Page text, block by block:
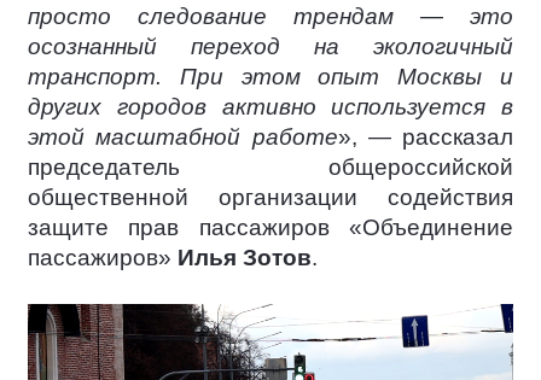
просто следование трендам — это
осознанный переход на экологичный
транспорт. При этом опыт Москвы и
других городов активно используется в
этой масштабной работе», — рассказал
председатель общероссийской
общественной организации содействия
защите прав пассажиров «Объединение
пассажиров» Илья Зотов.